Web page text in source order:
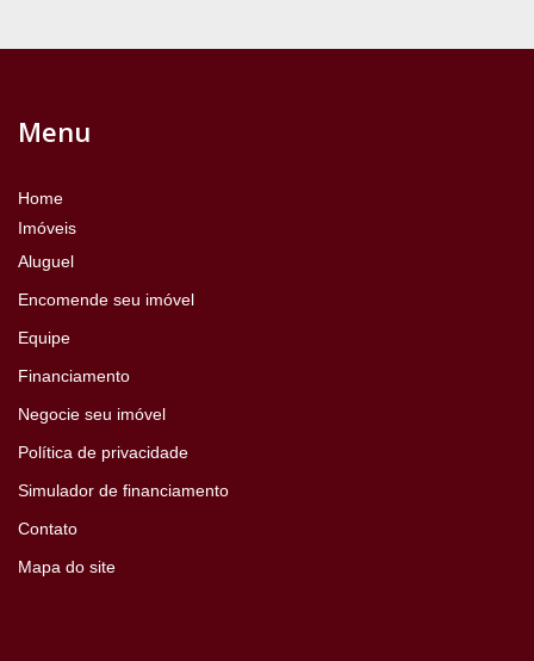
Menu
Home
Imóveis
Aluguel
Encomende seu imóvel
Equipe
Financiamento
Negocie seu imóvel
Política de privacidade
Simulador de financiamento
Contato
Mapa do site